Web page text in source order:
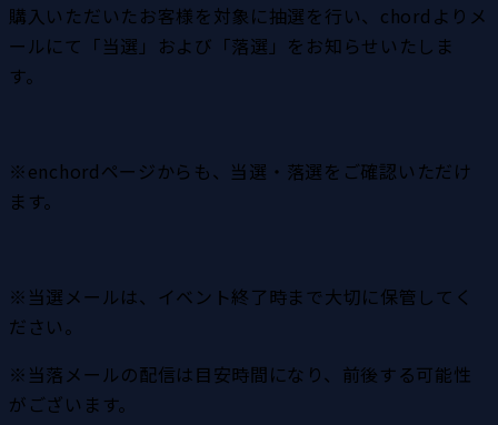
購入いただいたお客様を対象に抽選を行い、chordよりメ
ールにて「当選」および「落選」をお知らせいたしま
す。
※enchordページからも、当選・落選をご確認いただけ
ます。
※当選メールは、イベント終了時まで大切に保管してく
ださい。
※当落メールの配信は目安時間になり、前後する可能性
がございます。